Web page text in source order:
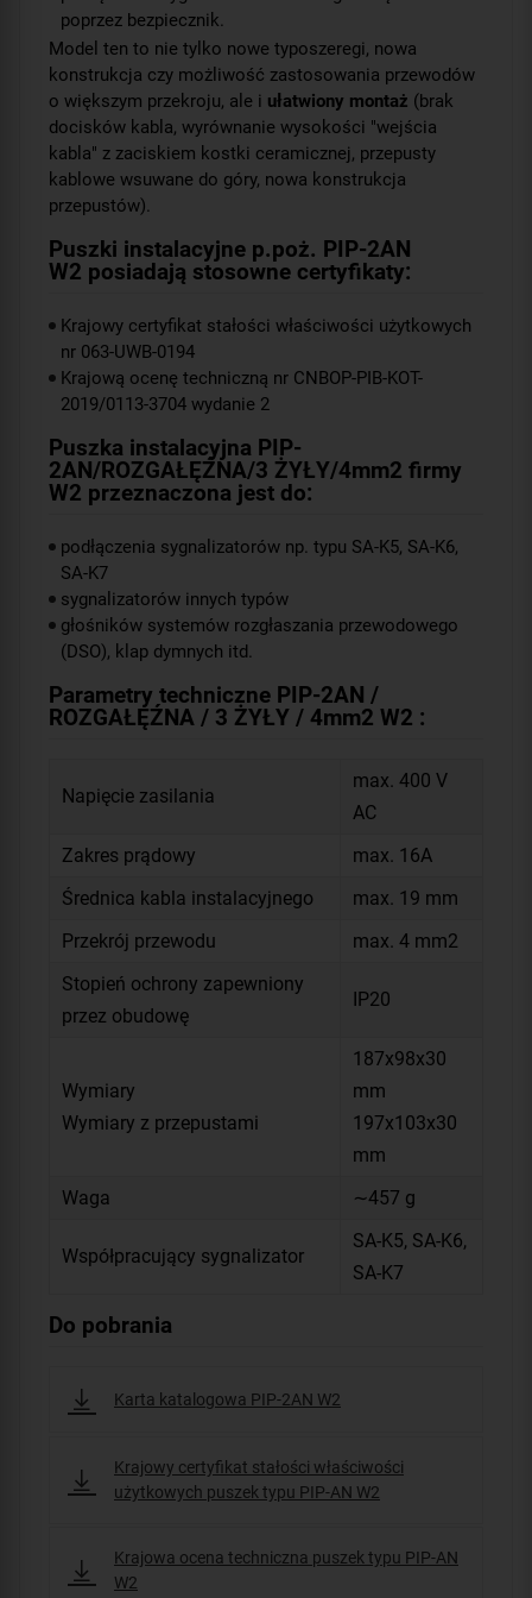
poprzez bezpiecznik.
Model ten to nie tylko nowe typoszeregi, nowa
konstrukcja czy możliwość zastosowania przewodów
o większym przekroju, ale i ułatwiony montaż (brak
docisków kabla, wyrównanie wysokości "wejścia
kabla" z zaciskiem kostki ceramicznej, przepusty
kablowe wsuwane do góry, nowa konstrukcja
przepustów).
Puszki instalacyjne p.poż. PIP-2AN
W2 posiadają stosowne certyfikaty:
Krajowy certyfikat stałości właściwości użytkowych
nr 063-UWB-0194
Krajową ocenę techniczną nr CNBOP-PIB-KOT-
2019/0113-3704 wydanie 2
Puszka instalacyjna PIP-
2AN/ROZGAŁĘŹNA/3 ŻYŁY/4mm2 firmy
W2 przeznaczona jest do:
podłączenia sygnalizatorów np. typu SA-K5, SA-K6,
SA-K7
sygnalizatorów innych typów
głośników systemów rozgłaszania przewodowego
(DSO), klap dymnych itd.
Parametry techniczne PIP-2AN /
ROZGAŁĘŹNA / 3 ŻYŁY / 4mm2 W2 :
Napięcie zasilania
max. 400 V
AC
Zakres prądowy
max. 16A
Średnica kabla instalacyjnego
max. 19 mm
Przekrój przewodu
max. 4 mm2
Stopień ochrony zapewniony
przez obudowę
IP20
Wymiary
Wymiary z przepustami
187x98x30
mm
197x103x30
mm
Waga
∼457 g
Współpracujący sygnalizator
SA-K5, SA-K6,
SA-K7
Do pobrania
Karta katalogowa PIP-2AN W2
Krajowy certyfikat stałości właściwości
użytkowych puszek typu PIP-AN W2
Krajowa ocena techniczna puszek typu PIP-AN
W2